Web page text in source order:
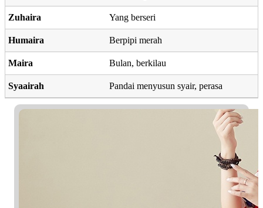
Zuhaira Yang berseri
Humaira Berpipi merah
Maira Bulan, berkilau
Syaairah Pandai menyusun syair, perasa